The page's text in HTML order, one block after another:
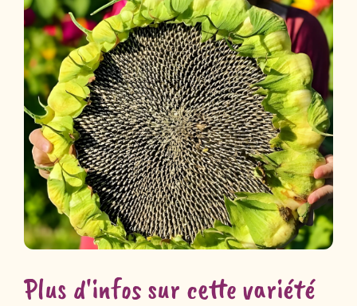
Plus d'infos sur cette variété